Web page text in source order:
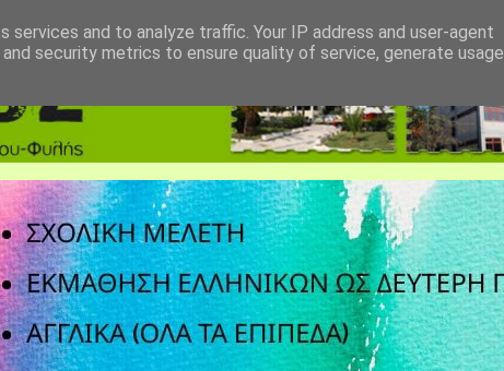
and to analyze traffic. Your IP address and user-agent
security metrics to ensure quality of service, generate usage